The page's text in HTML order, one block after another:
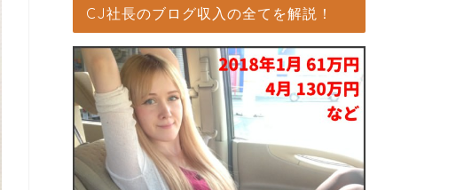
CJ社長のブログ収入の全てを解説！